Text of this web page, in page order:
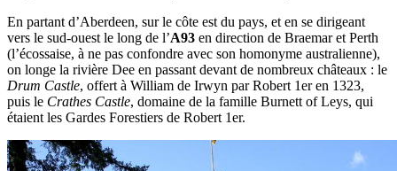
En partant d’Aberdeen, sur le côte est du pays, et en se dirigeant
vers le sud-ouest le long de l’A93 en direction de Braemar et Perth
(l’écossaise, à ne pas confondre avec son homonyme australienne),
on longe la rivière Dee en passant devant de nombreux châteaux : le
Drum Castle, offert à William de Irwyn par Robert 1er en 1323,
puis le Crathes Castle, domaine de la famille Burnett of Leys, qui
étaient les Gardes Forestiers de Robert 1er.